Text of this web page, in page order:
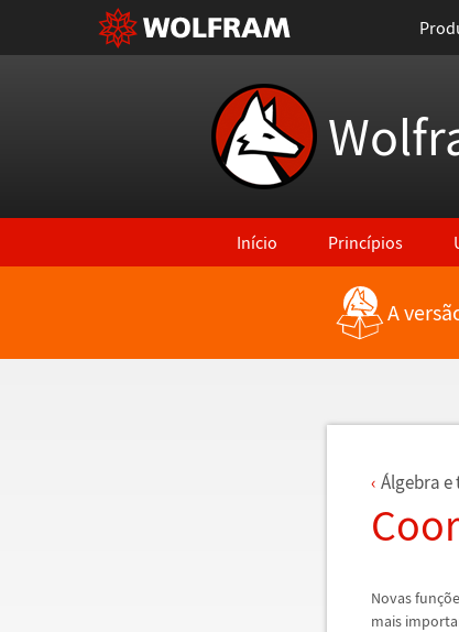
Início Princípios
Voltar para Últimas Novidades
A
Álgebra e
Novas funçõ
mais